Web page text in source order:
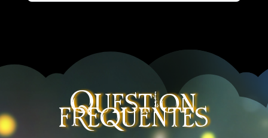
Question
frequentes